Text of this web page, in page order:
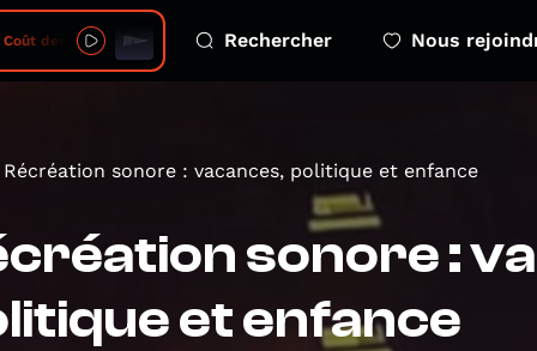
- 2026-08-08 - ep 2 Dépendance
Rechercher Nous
Récréation sonore : vacances, politique et enfance
sonore :
et enfance